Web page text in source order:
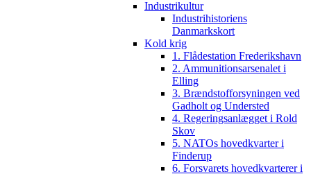
Industrikultur
Industrihistoriens
Danmarkskort
Kold krig
1. Flådestation Frederikshavn
2. Ammunitionsarsenalet i
Elling
3. Brændstofforsyningen ved
Gadholt og Understed
4. Regeringsanlægget i Rold
Skov
5. NATOs hovedkvarter i
Finderup
6. Forsvarets hovedkvarterer i